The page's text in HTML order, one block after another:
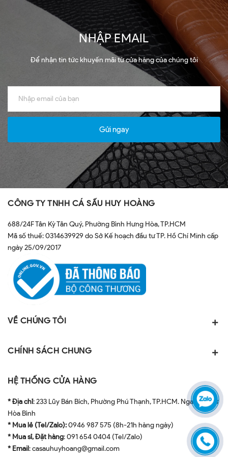
NHẬP EMAIL
Để nhận tin tức khuyến mãi từ cửa hàng của chúng tôi
Gửi ngay
CÔNG TY TNHH CÁ SẤU HUY HOÀNG
688/24F Tân Kỳ Tân Quý, Phường Bình Hưng Hòa, TP.HCM
Mã số thuế: 0314639929 do Sở Kế hoạch đầu tư TP. Hồ Chí Minh cấp
ngày 25/09/2017
VỀ CHÚNG TÔI
CHÍNH SÁCH CHUNG
HỆ THỐNG CỬA HÀNG
* Địa chỉ: 233 Lũy Bán Bích, Phường Phú Thạnh, TP.HCM. Ngay ngã tư
Hòa Bình
* Mua lẻ (Tel/Zalo):0946 987 575 (8h-21h hàng ngày)
* Mua sỉ, Đặt hàng: 091 654 0404 (Tel/Zalo)
* Email: casauhuyhoang@gmail.com